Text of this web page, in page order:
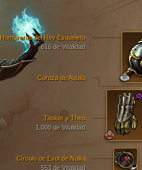
Coraza de Aquila
Tasker y Theo
1,000 de Vitalidad
Hombreras del Rey Esqueleto
616 de Vitalidad
Círculo de Evol de Nailuj
553 de Vitalidad